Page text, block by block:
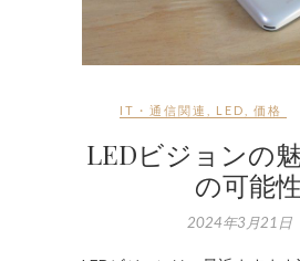
IT・通信関連 LED 価格
LEDビジョンの
の可能性
2024年3月21日